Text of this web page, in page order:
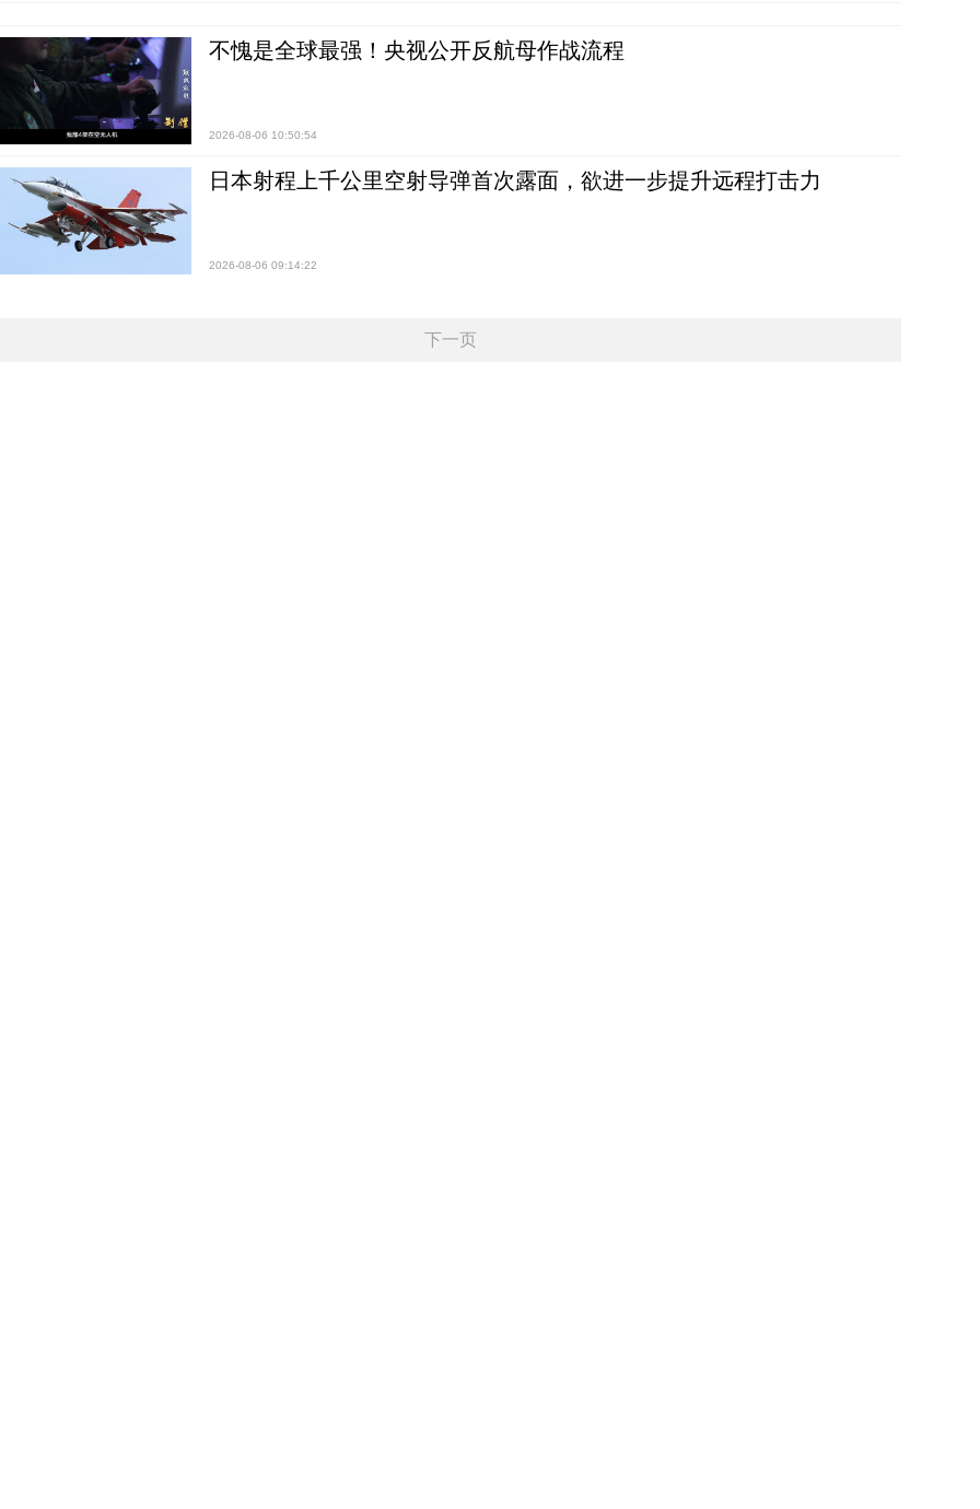
不愧是全球最强！央视公开反航母作战流程
2026-08-06 10:50:54
日本射程上千公里空射导弹首次露面，欲进一步提升远程打击力
2026-08-06 09:14:22
下一页